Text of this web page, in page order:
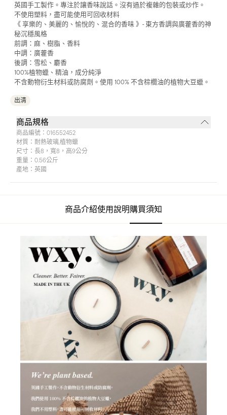
英國手工製作。專注於讓香味說話。沒有過於複雜的包裝或炒作。
不使用塑料，盡可能使用可回收材料
《 享樂的、美麗的、愉悅的、混合的香味 》- 東方香調與廣藿香的神
秘沉穩風格
前調：麻、樹脂、香料
中調：廣藿香
後調：雪松、麝香
100%植物蠟、精油，成分純淨
不含動物衍生材料或防腐劑。使用 100% 不含棕櫚油的植物大豆蠟。
出清
商品規格
商品編號： 016552452
材質： 耐熱玻璃,植物蠟
尺寸： 長8，寬8，高9公分
重量： 0.56公斤
產地： 英國
商品介紹使用說明購買須知